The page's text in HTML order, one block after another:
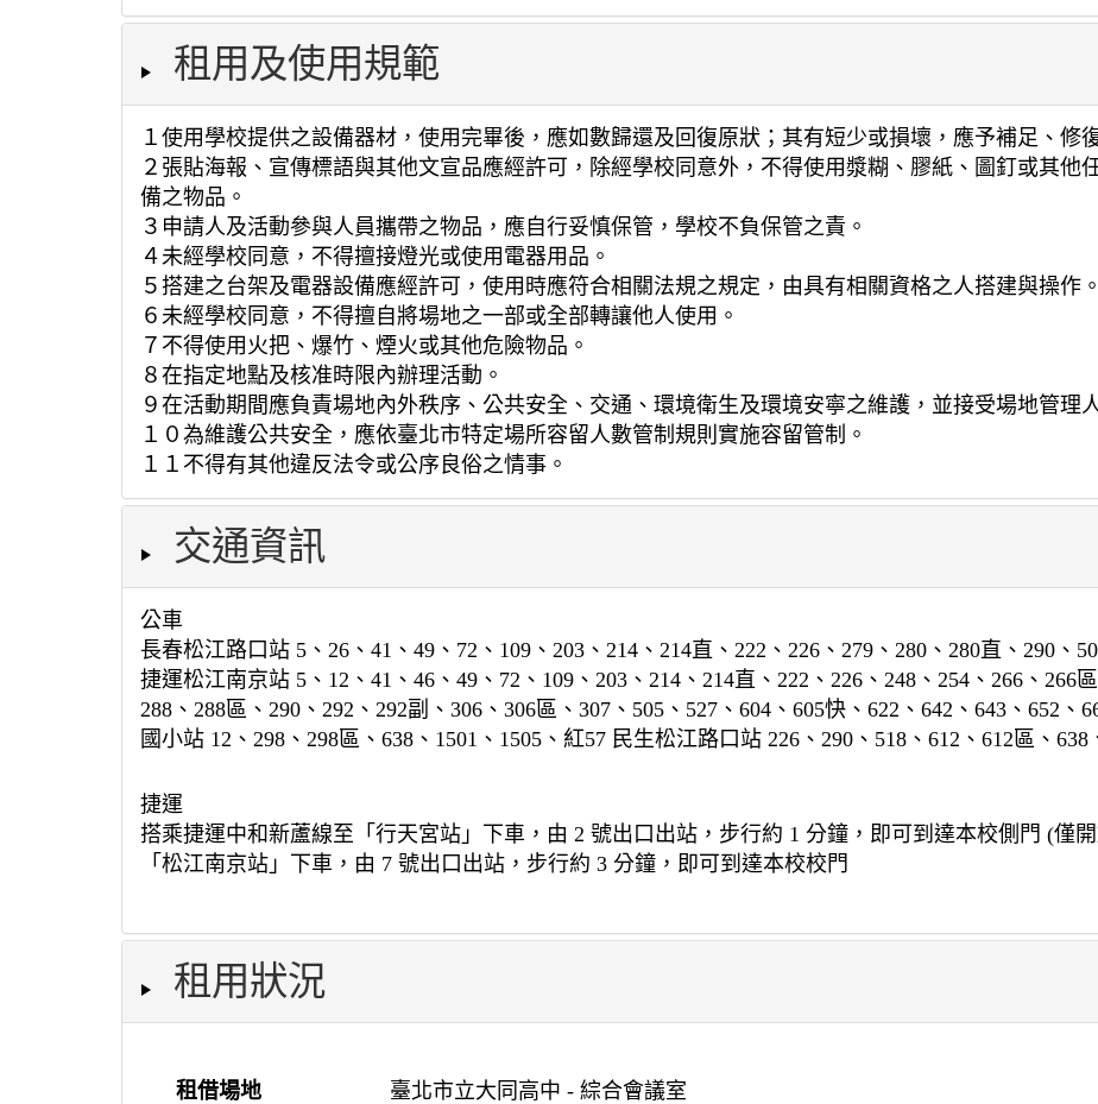
租用及使用規範
１使用學校提供之設備器材，使用完畢後，應如數歸還及回復原狀；其有短少或損壞，應予補足、修
２張貼海報、宣傳標語與其他文宣品應經許可，除經學校同意外，不得使用漿糊、膠紙、圖釘或其他
備之物品。
３申請人及活動參與人員攜帶之物品，應自行妥慎保管，學校不負保管之責。
４未經學校同意，不得擅接燈光或使用電器用品。
５搭建之台架及電器設備應經許可，使用時應符合相關法規之規定，由具有相關資格之人搭建與操作。
６未經學校同意，不得擅自將場地之一部或全部轉讓他人使用。
７不得使用火把、爆竹、煙火或其他危險物品。
８在指定地點及核准時限內辦理活動。
９在活動期間應負責場地內外秩序、公共安全、交通、環境衛生及環境安寧之維護，並接受場地管理
１０為維護公共安全，應依臺北市特定場所容留人數管制規則實施容留管制。
１１不得有其他違反法令或公序良俗之情事。
交通資訊
公車
長春松江路口站 5、26、41、49、72、109、203、214、214直、222、226、279、280、280直、290、
捷運松江南京站 5、12、41、46、49、72、109、203、214、214直、222、226、248、254、266、266
288、288區、290、292、292副、306、306區、307、505、527、604、605快、622、642、643、652、
國小站 12、298、298區、638、1501、1505、紅57 民生松江路口站 226、290、518、612、612區、638
捷運
搭乘捷運中和新蘆線至「行天宮站」下車，由 2 號出口出站，步行約 1 分鐘，即可到達本校側門 (僅
「松江南京站」下車，由 7 號出口出站，步行約 3 分鐘，即可到達本校校門
租用狀況
租借場地
臺北市立大同高中 - 綜合會議室